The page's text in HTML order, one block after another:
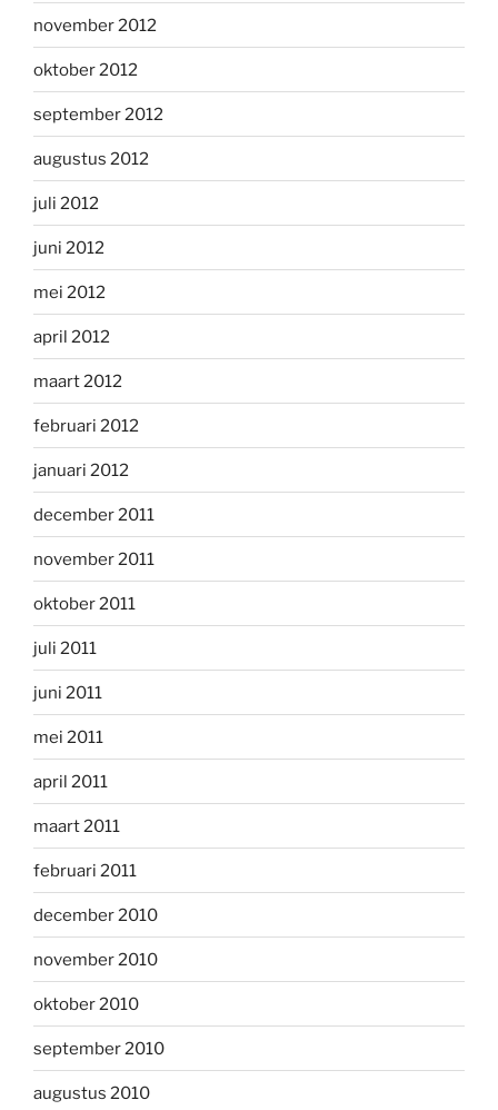
november 2012
oktober 2012
september 2012
augustus 2012
juli 2012
juni 2012
mei 2012
april 2012
maart 2012
februari 2012
januari 2012
december 2011
november 2011
oktober 2011
juli 2011
juni 2011
mei 2011
april 2011
maart 2011
februari 2011
december 2010
november 2010
oktober 2010
september 2010
augustus 2010